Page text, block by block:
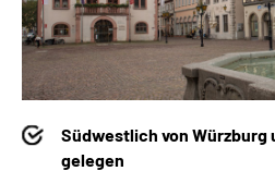
Südwestlich von Würzburg
gelegen